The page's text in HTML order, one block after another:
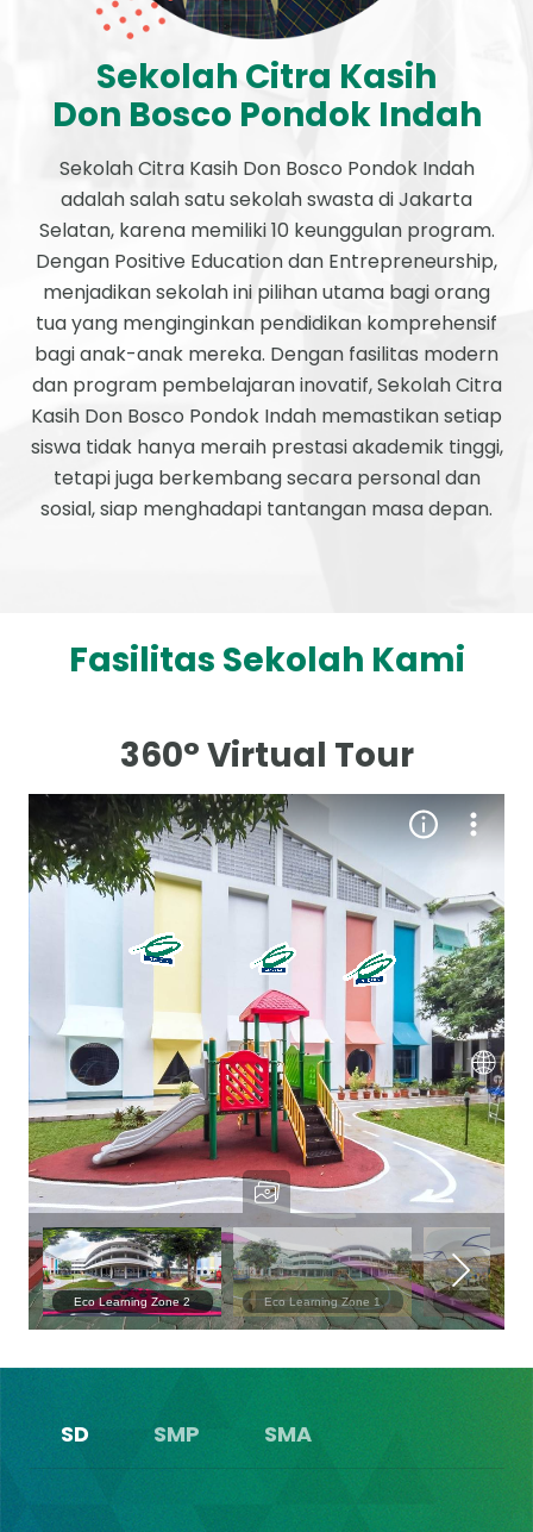
Sekolah Citra Kasih
Don Bosco Pondok Indah
Sekolah Citra Kasih Don Bosco Pondok Indah
adalah salah satu sekolah swasta di Jakarta
Selatan, karena memiliki 10 keunggulan program.
Dengan Positive Education dan Entrepreneurship,
menjadikan sekolah ini pilihan utama bagi orang
tua yang menginginkan pendidikan komprehensif
bagi anak-anak mereka. Dengan fasilitas modern
dan program pembelajaran inovatif, Sekolah Citra
Kasih Don Bosco Pondok Indah memastikan setiap
siswa tidak hanya meraih prestasi akademik tinggi,
tetapi juga berkembang secara personal dan
sosial, siap menghadapi tantangan masa depan.
Fasilitas Sekolah Kami
360° Virtual Tour
SD SMP SMA